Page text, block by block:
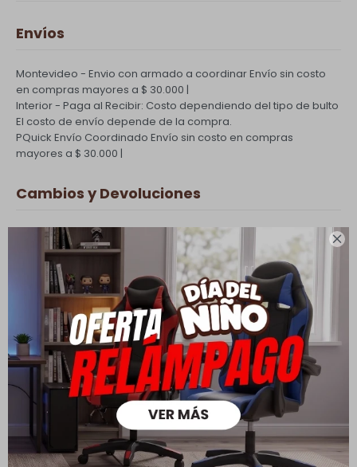

Envíos
Montevideo - Envio con armado a coordinarEnvío sin costo
en compras mayores a $ 30.000 |
Interior - Paga al Recibir: Costo dependiendo del tipo de bulto
El costo de envío depende de la compra.
PQuick Envío Coordinado Envío sin costo en compras
mayores a $ 30.000 |
Cambios y Devoluciones
Todas las compras realizadas tienen un plazo de 5 días para
su cambio.
Ver mas
Medios de pago